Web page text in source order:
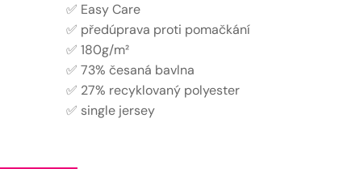
✅ Easy Care
✅ předúprava proti pomačkání
✅ 180g/m²
✅ 73% česaná bavlna
✅ 27% recyklovaný polyester
✅ single jersey